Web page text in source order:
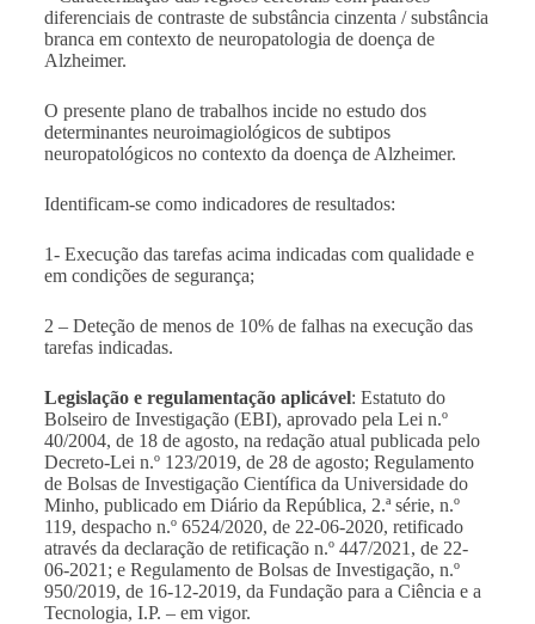
diferenciais de contraste de substância cinzenta / substância
branca em contexto de neuropatologia de doença de
Alzheimer.
O presente plano de trabalhos incide no estudo dos
determinantes neuroimagiológicos de subtipos
neuropatológicos no contexto da doença de Alzheimer.
Identificam-se como indicadores de resultados:
1- Execução das tarefas acima indicadas com qualidade e
em condições de segurança;
2 – Deteção de menos de 10% de falhas na execução das
tarefas indicadas.
Legislação e regulamentação aplicável: Estatuto do
Bolseiro de Investigação (EBI), aprovado pela Lei n.º
40/2004, de 18 de agosto, na redação atual publicada pelo
Decreto-Lei n.º 123/2019, de 28 de agosto; Regulamento
de Bolsas de Investigação Científica da Universidade do
Minho, publicado em Diário da República, 2.ª série, n.º
119, despacho n.º 6524/2020, de 22-06-2020, retificado
através da declaração de retificação n.º 447/2021, de 22-
06-2021; e Regulamento de Bolsas de Investigação, n.º
950/2019, de 16-12-2019, da Fundação para a Ciência e a
Tecnologia, I.P. – em vigor.